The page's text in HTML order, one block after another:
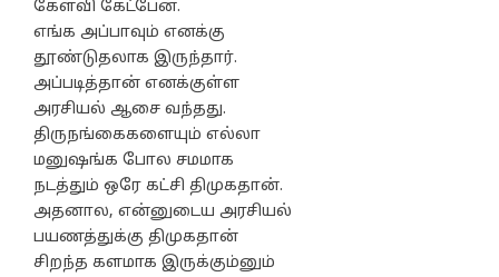
கேள்வி கேட்பேன்.
எங்க அப்பாவும் எனக்கு
தூண்டுதலாக இருந்தார்.
அப்படித்தான் எனக்குள்ள
அரசியல் ஆசை வந்தது.
திருநங்கைகளையும் எல்லா
மனுஷங்க போல சமமாக
நடத்தும் ஒரே கட்சி திமுகதான்.
அதனால, என்னுடைய அரசியல்
பயணத்துக்கு திமுகதான்
சிறந்த களமாக இருக்கும்னும்